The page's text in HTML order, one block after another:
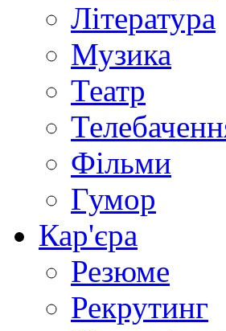
Література
Музика
Театр
Фільми
Гумор
Кар'єра
Резюме
Рекрутинг